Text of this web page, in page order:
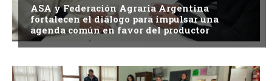
ASA y Federación Agraria Argentina
fortalecen el diálogo para impulsar una
agenda común en favor del productor